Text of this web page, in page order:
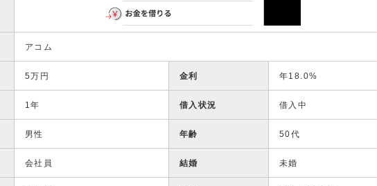
アコム
5万円 金利 年18.0%
1年 借入状況 借入中
男性 年齢 50代
会社員 結婚 未婚